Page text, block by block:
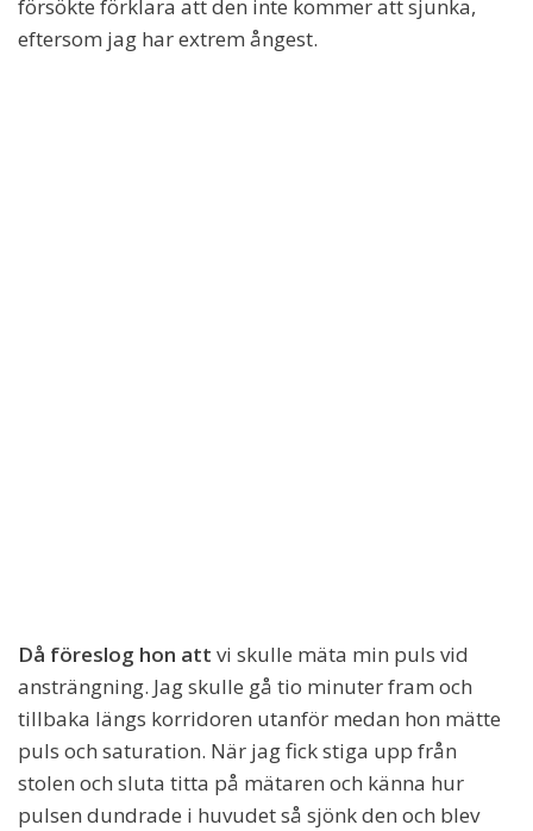
försökte förklara att den inte kommer att sjunka,
eftersom jag har extrem ångest.
Då föreslog hon att vi skulle mäta min puls vid
ansträngning. Jag skulle gå tio minuter fram och
tillbaka längs korridoren utanför medan hon mätte
puls och saturation. När jag fick stiga upp från
stolen och sluta titta på mätaren och känna hur
pulsen dundrade i huvudet så sjönk den och blev